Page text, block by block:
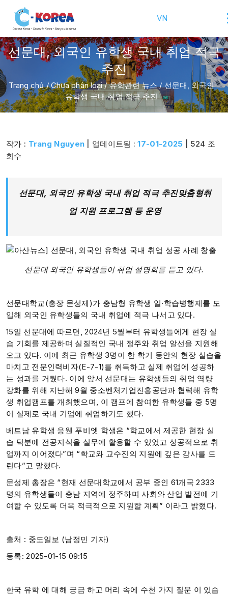
VN
선문대, 외국인 유학생 국내 취업 적극
추진
Trang chủ/Chưa phân loại/유학관련 뉴스/선문대, 외국인
유학생 국내 취업 적극 추진
작가 : Trang Nguyen | 업데이트됨 :17-01-2025 | 524 조
회수
선문대, 외국인 유학생 국내 취업 적극 추진맞춤형취
업 지원 프로그램 등 운영
선문대 외국인 유학생들이 취업 설명회를 듣고 있다.
선문대학교(총장 문성제)가 충남형 유학생 일·학습병행제를 도
입해 외국인 유학생들의 국내 취업에 적극 나서고 있다.
15일 선문대에 따르면, 2024년 5월부터 유학생들에게 현장 실
습 기회를 제공하며 실질적인 국내 정주와 취업 알선을 지원해
오고 있다. 이에 최근 유학생 3명이 한 학기 동안의 현장 실습을
마치고 전문인력비자(E-7-1)를 취득하고 실제 취업에 성공하
는 성과를 거뒀다. 이에 앞서 선문대는 유학생들의 취업 역량
강화를 위해 지난해 9월 중소벤처기업진흥공단과 협력해 유학
생 취업캠프를 개최했으며, 이 캠프에 참여한 유학생들 중 5명
이 실제로 국내 기업에 취업하기도 했다.
베트남 유학생 응웬 푸비엣 학생은 “학교에서 제공한 현장 실
습 덕분에 전공지식을 실무에 활용할 수 있었고 성공적으로 취
업까지 이어졌다”며 “학교와 교수진의 지원에 깊은 감사를 드
린다”고 말했다.
문성제 총장은 “현재 선문대학교에서 공부 중인 61개국 2333
명의 유학생들이 충남 지역에 정주하며 사회와 산업 발전에 기
여할 수 있도록 더욱 적극적으로 지원할 계획” 이라고 밝혔다.
출처 : 중도일보 (남정민 기자)
등록: 2025-01-15 09:15
한국 유학 에 대해 궁금 하고 머리 속에 수천 가지 질문 이 있습